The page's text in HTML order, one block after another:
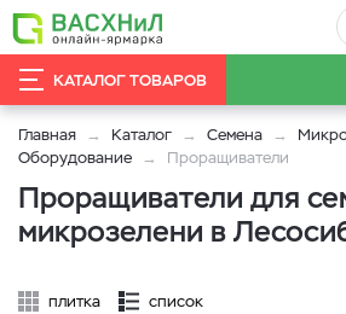
КАТАЛОГ ТОВАРОВ
Главная Каталог Семена
Оборудование
Проращиватели
Проращиватели для
микрозелени в
плитка список